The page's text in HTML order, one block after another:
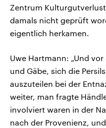
Zentrum
damals nicht geprüft
eigentlich herkamen.
Uwe Hartmann: „Und
und Gäbe, sich die
auszuteilen bei der
weiter, man fragte
involviert waren in der
nach der Provenienz,